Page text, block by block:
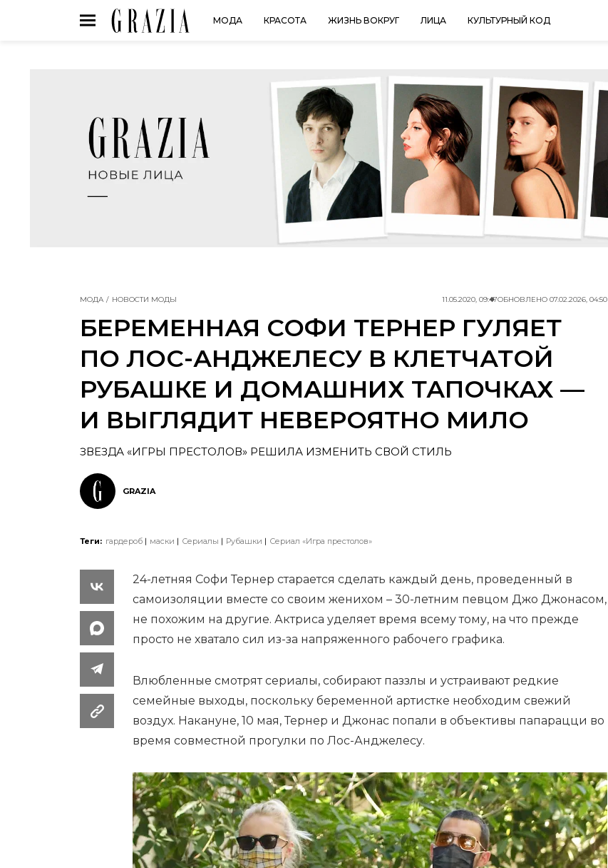
МОДА КРАСОТА ЖИЗНЬ ВОКРУГ ЛИЦА КУЛЬТУРНЫЙ КОД
МОДА НОВОСТИ МОДЫ 11.05.2020, 09:47ОБНОВЛЕНО 07.02.2026, 04:50
БЕРЕМЕННАЯ СОФИ ТЕРНЕР ГУЛЯЕТ
ПО ЛОС-АНДЖЕЛЕСУ В КЛЕТЧАТОЙ
РУБАШКЕ И ДОМАШНИХ ТАПОЧКАХ —
И ВЫГЛЯДИТ НЕВЕРОЯТНО МИЛО
ЗВЕЗДА «ИГРЫ ПРЕСТОЛОВ» РЕШИЛА ИЗМЕНИТЬ СВОЙ СТИЛЬ
GRAZIA
Теги: гардероб маски Сериалы Рубашки Сериал «Игра престолов»
24-летняя Софи Тернер старается сделать каждый день, проведенный в
самоизоляции вместе со своим женихом – 30-летним певцом Джо Джонасом,
не похожим на другие. Актриса уделяет время всему тому, на что прежде
просто не хватало сил из-за напряженного рабочего графика.
Влюбленные смотрят сериалы, собирают паззлы и устраивают редкие
семейные выходы, поскольку беременной артистке необходим свежий
воздух. Накануне, 10 мая, Тернер и Джонас попали в объективы папарацци во
время совместной прогулки по Лос-Анджелесу.